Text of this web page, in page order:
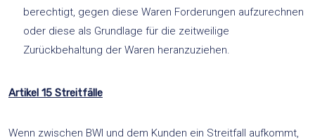
berechtigt, gegen diese Waren Forderungen aufzurechnen
oder diese als Grundlage für die zeitweilige
Zurückbehaltung der Waren heranzuziehen.
Artikel 15 Streitfälle
Wenn zwischen BWI und dem Kunden ein Streitfall aufkommt,